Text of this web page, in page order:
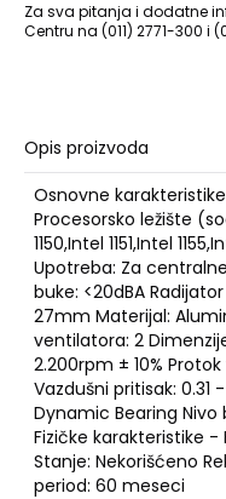
Za sva pitanja i dodatne
Centru na (011) 2771-300 i
Opis proizvoda
Osnovne
Procesorsko ležište
1150,Intel 1151,Intel
Upotreba: Za
buke: <20dBA
27mm Materijal:
ventilatora: 2
2.200rpm ± 10%
Vazdušni pritisak: 0.31
Dynamic Bearing Nivo
Fizičke karakteristike -
Stanje: Nekorišćeno
period: 60 meseci